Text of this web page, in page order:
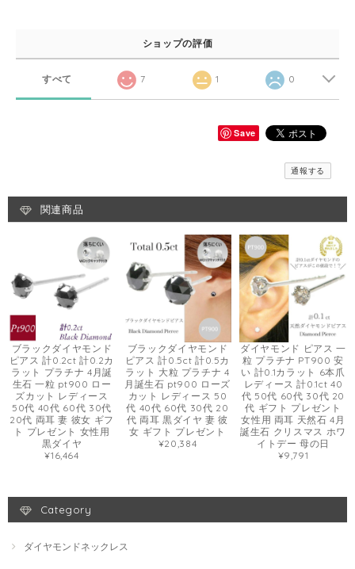
ショップの評価
すべて 7 1 0
Save
通報する
関連商品
ブラックダイヤモンド
ピアス 計0.2ct 計0.2カ
ラット プラチナ 4月誕
生石 一粒 pt900 ロー
ズカット レディース
50代 40代 60代 30代
20代 両耳 妻 彼女 ギフ
ト プレゼント 女性用
黒ダイヤ
¥16,464
ブラックダイヤモンド
ピアス 計0.5ct 計0.5カ
ラット 大粒 プラチナ 4
月誕生石 pt900 ローズ
カット レディース 50
代 40代 60代 30代 20
代 両耳 黒ダイヤ 妻 彼
女 ギフト プレゼント
¥20,384
ダイヤモンド ピアス 一
粒 プラチナ PT900 安
い 計0.1カラット 6本爪
レディース 計0.1ct 40
代 50代 60代 30代 20
代 ギフト プレゼント
女性用 両耳 天然石 4月
誕生石 クリスマス ホワ
イトデー 母の日
¥9,791
Category
ダイヤモンドネックレス